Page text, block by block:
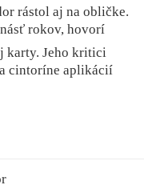
rástol aj na obličke.
rokov, hovorí
karty. Jeho kritici
cintoríne aplikácií